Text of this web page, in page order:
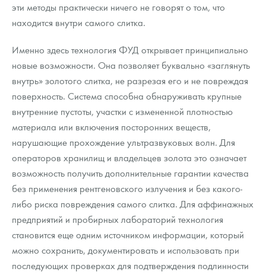
эти методы практически ничего не говорят о том, что
находится внутри самого слитка.
Именно здесь технология ФУД открывает принципиально
новые возможности. Она позволяет буквально «заглянуть
внутрь» золотого слитка, не разрезая его и не повреждая
поверхность. Система способна обнаруживать крупные
внутренние пустоты, участки с измененной плотностью
материала или включения посторонних веществ,
нарушающие прохождение ультразвуковых волн. Для
операторов хранилищ и владельцев золота это означает
возможность получить дополнительные гарантии качества
без применения рентгеновского излучения и без какого-
либо риска повреждения самого слитка. Для аффинажных
предприятий и пробирных лабораторий технология
становится еще одним источником информации, который
можно сохранить, документировать и использовать при
последующих проверках для подтверждения подлинности